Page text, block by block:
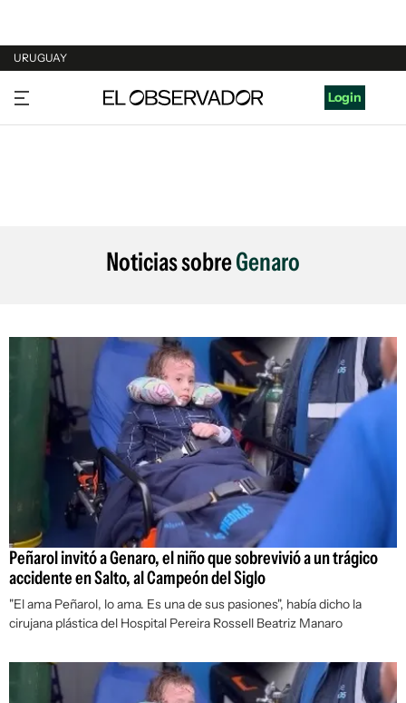
URUGUAY
URUGUAY
ARGENTINA
Login
Noticias sobreGenaro
Peñarol invitó a Genaro, el niño que sobrevivió a un trágico
accidente en Salto, al Campeón del Siglo
"El ama Peñarol, lo ama. Es una de sus pasiones", había dicho la
cirujana plástica del Hospital Pereira Rossell Beatriz Manaro